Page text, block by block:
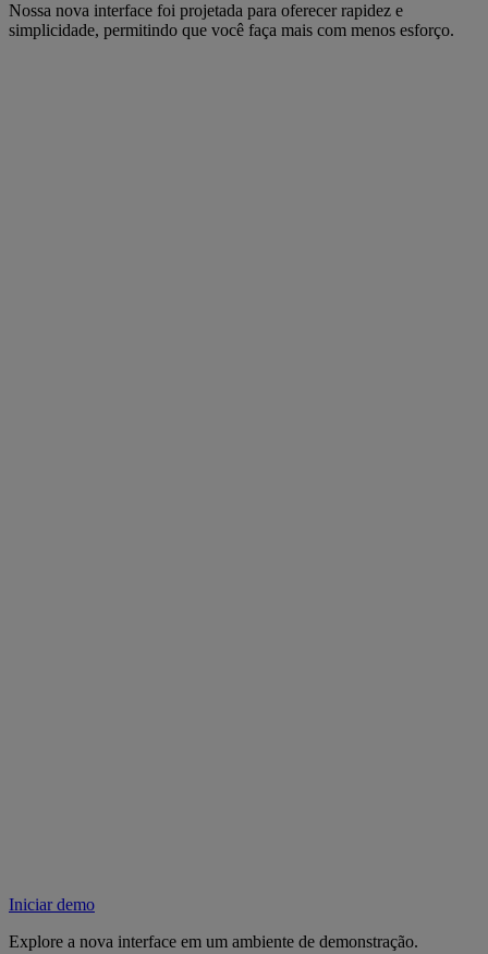
Nossa nova interface foi projetada para oferecer rapidez e
simplicidade, permitindo que você faça mais com menos esforço.
Iniciar demo
Explore a nova interface em um ambiente de demonstração.